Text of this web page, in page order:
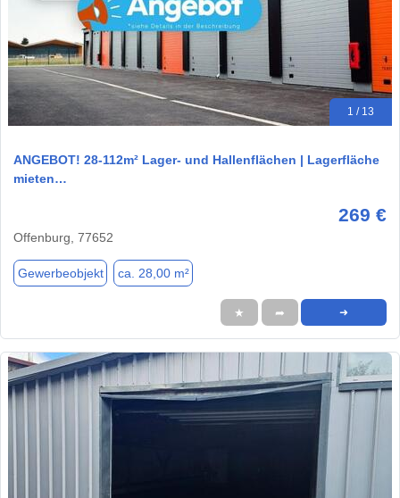
1 / 13
ANGEBOT! 28-112m² Lager- und Hallenflächen | Lagerfläche
mieten…
269 €
Offenburg, 77652
Gewerbeobjekt ca. 28,00 m²
★ ➦ ➜